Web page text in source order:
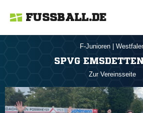
FUSSBALL.DE
F-Junioren
SPVG
Zur Vereinsseite